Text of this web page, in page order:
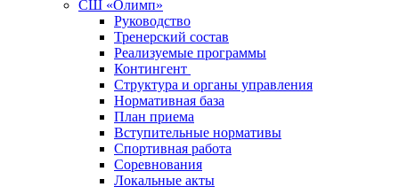
СШ «Олимп»
Руководство
Тренерский состав
Реализуемые программы
Контингент
Структура и органы управления
Нормативная база
План приема
Вступительные нормативы
Спортивная работа
Соревнования
Локальные акты